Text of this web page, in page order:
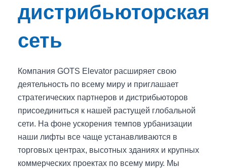
дистрибьюторская
сеть
Компания GOTS Elevator расширяет свою
деятельность по всему миру и приглашает
стратегических партнеров и дистрибьюторов
присоединиться к нашей растущей глобальной
сети. На фоне ускорения темпов урбанизации
наши лифты все чаще устанавливаются в
торговых центрах, высотных зданиях и крупных
коммерческих проектах по всему миру. Мы